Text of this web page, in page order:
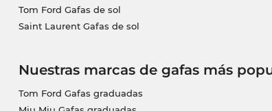
Tom Ford Gafas de sol
Saint Laurent Gafas de sol
Nuestras marcas de gafas más
Tom Ford Gafas graduadas